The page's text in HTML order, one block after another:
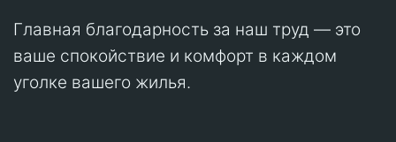
Главная благодарность за наш труд — это
ваше спокойствие и комфорт в каждом
уголке вашего жилья.